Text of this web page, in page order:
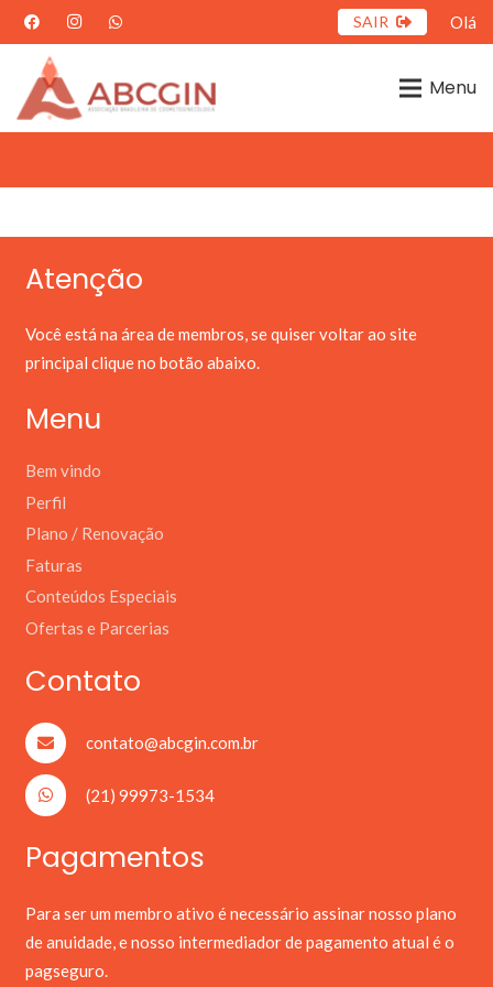
SAIR Olá
Menu
Atenção
Você está na área de membros, se quiser voltar ao site
principal clique no botão abaixo.
Menu
Bem vindo
Perfil
Plano / Renovação
Faturas
Conteúdos Especiais
Ofertas e Parcerias
Contato
contato@abcgin.com.br
(21) 99973-1534
Pagamentos
Para ser um membro ativo é necessário assinar nosso plano
de anuidade, e nosso intermediador de pagamento atual é o
pagseguro.